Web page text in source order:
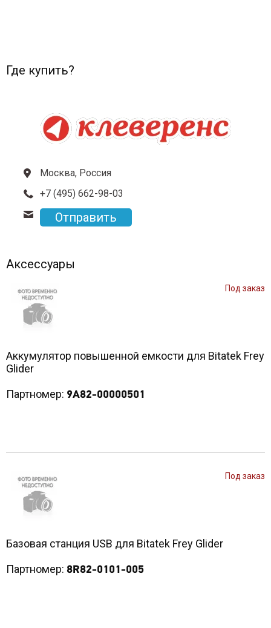
Где купить?
Москва, Россия
+7 (495) 662-98-03
Отправить
Аксессуары
Под заказ
Аккумулятор повышенной емкости для Bitatek Frey
Glider
Партномер: 9A82-00000501
Под заказ
Базовая станция USB для Bitatek Frey Glider
Партномер: 8R82-0101-005